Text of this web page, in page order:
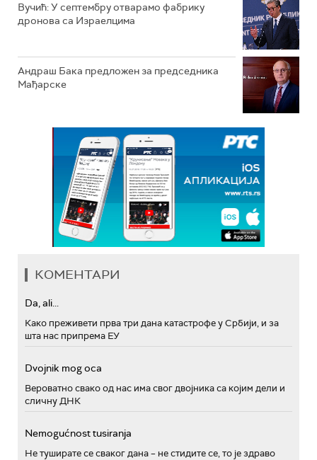
Вучић: У септембру отварамо фабрику
дронова са Израелцима
Андраш Бакa предложен за председника
Мађарске
КОМЕНТАРИ
Da, ali...
Како преживети прва три дана катастрофе у Србији, и за
шта нас припрема ЕУ
Dvojnik mog oca
Вероватно свако од нас има свог двојника са којим дели и
сличну ДНК
Nemogućnost tusiranja
Не туширате се сваког дана – не стидите се, то је здраво